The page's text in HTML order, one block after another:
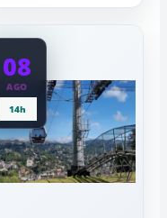
08
AGO
14h